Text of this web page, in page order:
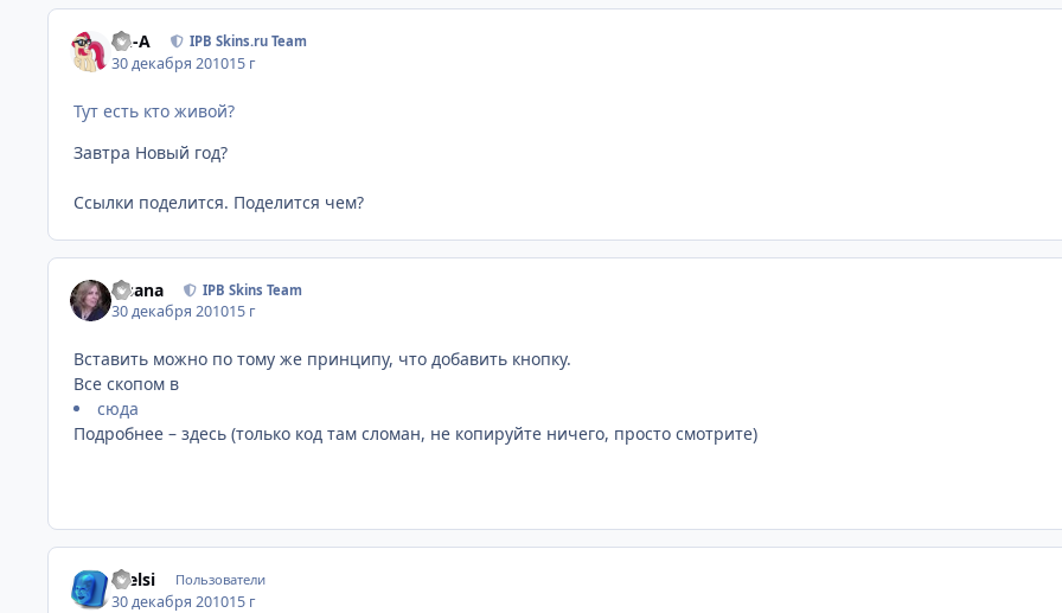
Ph-A IPB Skins.ru Team
30 декабря 201015 г
Тут есть кто живой?
Завтра Новый год?
Ссылки поделится. Поделится чем?
Fisana IPB Skins Team
30 декабря 201015 г
Вставить можно по тому же принципу, что добавить кнопку.
Все скопом в
сюда
Подробнее – здесь (только код там сломан, не копируйте ничего, просто смотрите)
Stelsi Пользователи
30 декабря 201015 г